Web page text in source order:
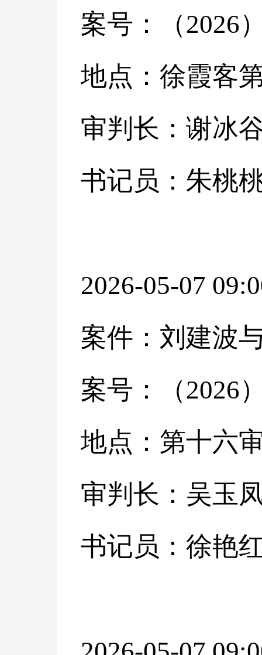
案号：（2026
地点：徐霞客
审判长：谢冰
书记员：朱桃
2026-05-07
案件：刘建波
案号：（2026
地点：第十六
审判长：吴玉
书记员：徐艳